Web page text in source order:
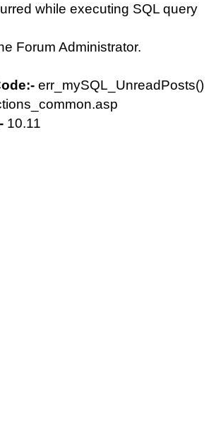
while executing SQL query
Forum Administrator.
err_mySQL_UnreadPosts()
10.11